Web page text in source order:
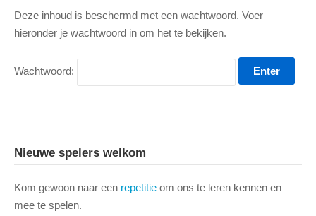
Deze inhoud is beschermd met een wachtwoord. Voer
hieronder je wachtwoord in om het te bekijken.
Wachtwoord:
Nieuwe spelers welkom
Kom gewoon naar een repetitie om ons te leren kennen en
mee te spelen.